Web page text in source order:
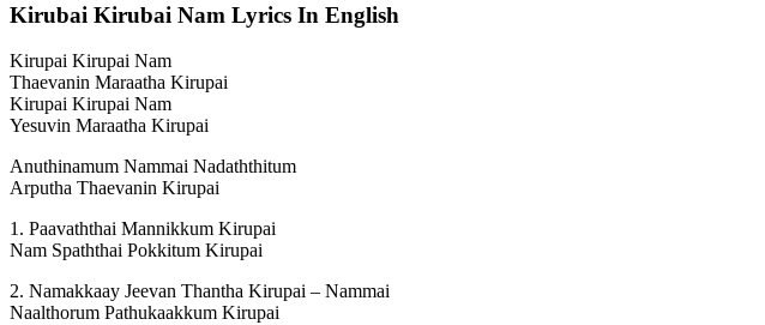
Kirubai Kirubai Nam Lyrics In English
Kirupai Kirupai Nam
Thaevanin Maraatha Kirupai
Kirupai Kirupai Nam
Yesuvin Maraatha Kirupai
Anuthinamum Nammai Nadaththitum
Arputha Thaevanin Kirupai
1. Paavaththai Mannikkum Kirupai
Nam Spaththai Pokkitum Kirupai
2. Namakkaay Jeevan Thantha Kirupai – Nammai
Naalthorum Pathukaakkum Kirupai